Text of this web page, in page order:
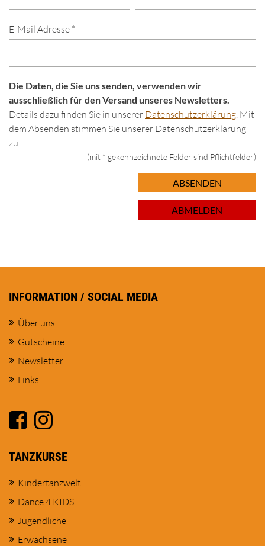
E-Mail Adresse *
Die Daten, die Sie uns senden, verwenden wir
ausschließlich für den Versand unseres Newsletters.
Details dazu finden Sie in unserer Datenschutzerklärung. Mit
dem Absenden stimmen Sie unserer Datenschutzerklärung
zu.
(mit * gekennzeichnete Felder sind Pflichtfelder)
ABSENDEN
ABMELDEN
INFORMATION / SOCIAL MEDIA
Über uns
Gutscheine
Newsletter
Links
TANZKURSE
Kindertanzwelt
Dance 4 KIDS
Jugendliche
Erwachsene